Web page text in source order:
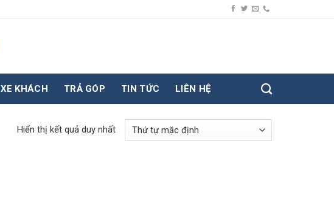
XE KHÁCH TRẢ GÓP TIN TỨC LIÊN HỆ
Hiển thị kết quả duy nhất